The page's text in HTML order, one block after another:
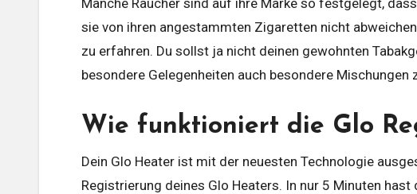
Manche Raucher sind auf ihre Marke so festgelegt,
sie von ihren angestammten Zigaretten nicht
zu erfahren. Du sollst ja nicht deinen gewohnten
besondere Gelegenheiten auch besondere Mischungen
Wie funktioniert die Glo
Dein Glo Heater ist mit der neuesten Technologie
Registrierung deines Glo Heaters. In nur 5 Minuten